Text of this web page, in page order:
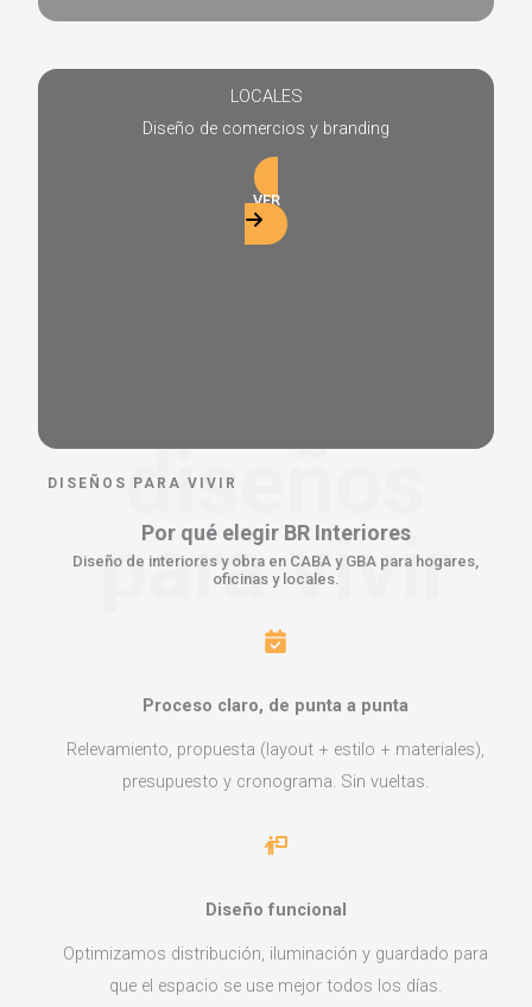
LOCALES
Diseño de comercios y branding
VER
diseños
para vivir
DISEÑOS PARA VIVIR
Por qué elegir BR Interiores
Diseño de interiores y obra en CABA y GBA para hogares,
oficinas y locales.
Proceso claro, de punta a punta
Relevamiento, propuesta (layout + estilo + materiales),
presupuesto y cronograma. Sin vueltas.
Diseño funcional
Optimizamos distribución, iluminación y guardado para
que el espacio se use mejor todos los días.